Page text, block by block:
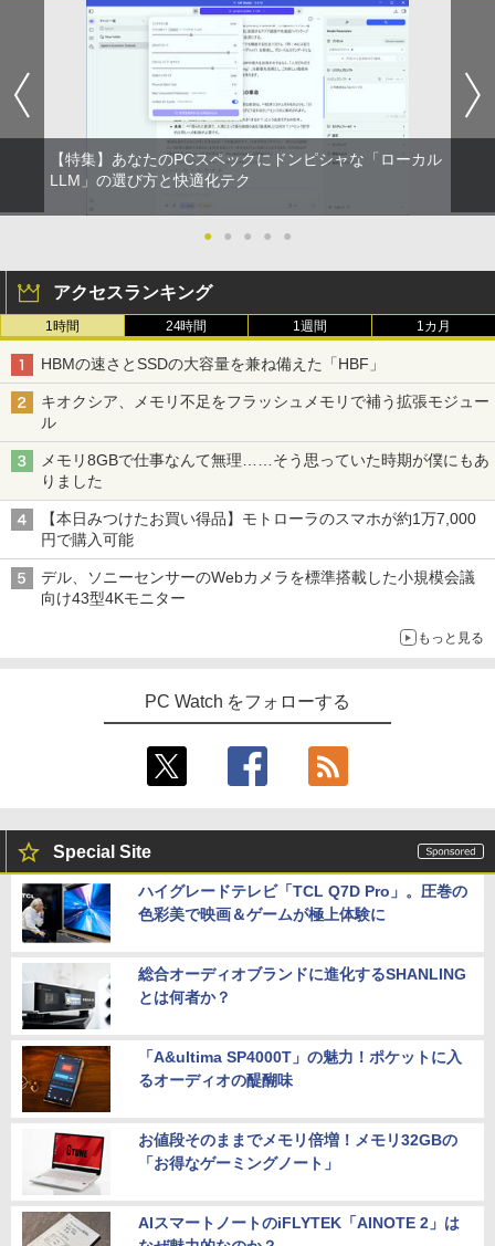
楽譜 吹奏楽J−POP 好きすぎて滅！〔Gra
de 3〕／M！LK【沖縄・離島以外送料無
￥5,940
ふかふかダンジョン攻略記〜俺の異世界
転生冒険譚〜/ 20 【電子書籍】[ KAKER
U ]
レスイヤホン bluetooth イヤホン V12 小型
軽量 ブルートゥースHi-Fi 最大36時間再生 ぶ
るーとゅーす コードレス ENCノイズキャン
セリング 自動ペアリング Type-C充電 マイク
付き 防水 タッチ式音量調整 スポーツ/通勤/通
学/WEB会議 6.0(オフホワイト)
￥2,599
Xiaomi シャオミ REDMI Buds 8 Lite ワイヤ
レスイヤホン Bluetooth 5.4 ノイズキャンセ
￥3,480
￥250
BUGS LIFE
￥250
by Amazon 炭酸水 ラベルレス 500ml ×24本
強炭酸水 ペットボトル 500ミリリットル (Sm
art Basic)
￥1,625
コカ・コーラ やかんの麦茶 from 爽健美茶 ラ
ベルレス 650mlPET×24本
コミックスDIGITAL)
￥572
スーパーの裏でヤニ吸うふたり 9巻 (デジタル
版ビッグガンガンコミックス)
￥810
【特集】あなたのPCスペックにドンピシャな「ローカル
LLM」の選び方と快適化テク
● ● ● ● ●
アクセスランキング
1時間 24時間 1週間 1カ月
HBMの速さとSSDの大容量を兼ね備えた「HBF」
キオクシア、メモリ不足をフラッシュメモリで補う拡張モジュー
ル
メモリ8GBで仕事なんて無理……そう思っていた時期が僕にもあ
りました
【本日みつけたお買い得品】モトローラのスマホが約1万7,000
円で購入可能
デル、ソニーセンサーのWebカメラを標準搭載した小規模会議
向け43型4Kモニター
もっと見る
PC Watch をフォローする
Special Site
ハイグレードテレビ「TCL Q7D Pro」。圧巻の
色彩美で映画＆ゲームが極上体験に
総合オーディオブランドに進化するSHANLING
とは何者か？
「A&ultima SP4000T」の魅力！ポケットに入
るオーディオの醍醐味
お値段そのままでメモリ倍増！メモリ32GBの
「お得なゲーミングノート」
AIスマートノートのiFLYTEK「AINOTE 2」は